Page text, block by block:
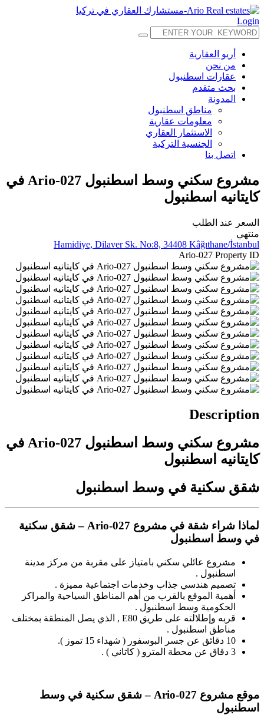
Login
أريو العقارية
من نحن
عقارات اسطنبول
بحث متقدم
المدونة
مناطق اسطنبول
معلومات عقارية
الاستثمار العقاري
الجنسية التركية
اتصل بنا
مشروع سكني وسط اسطنبول Ario-027 في
كايتانيه اسطنبول
السعر عند الطلب
منتهي
Hamidiye, Dilaver Sk. No:8, 34408 Kâğıthane/İstanbul
Ario-027 Property ID
Description
مشروع سكني وسط اسطنبول Ario-027 في
كايتانيه اسطنبول
شقق سكنية في وسط اسطنبول
لماذا شراء شقة في مشروع Ario-027 – شقق سكنية
في وسط اسطنبول
مشروع عائلي سكني بامتياز على مقربة من مركز مدينة
اسطنبول .
تصميم هندسي جذاب وخدمات اجتماعية مميزة .
أهمية الموقع بالقرب من أهم المناطق السياحية والمراكز
الحكومية وسط اسطنبول .
قربه وإطلالته على طريق E80 , الذي يصل المنطقة بمختلف
مناطق اسطنبول .
10 دقائق عن جسر البوسفور ( شهداء 15 تموز ).
3 دقاق عن محطة المترو ( كاتاني ) .
موقع مشروع Ario-027 –
شقق سكنية في وسط
اسطنبول